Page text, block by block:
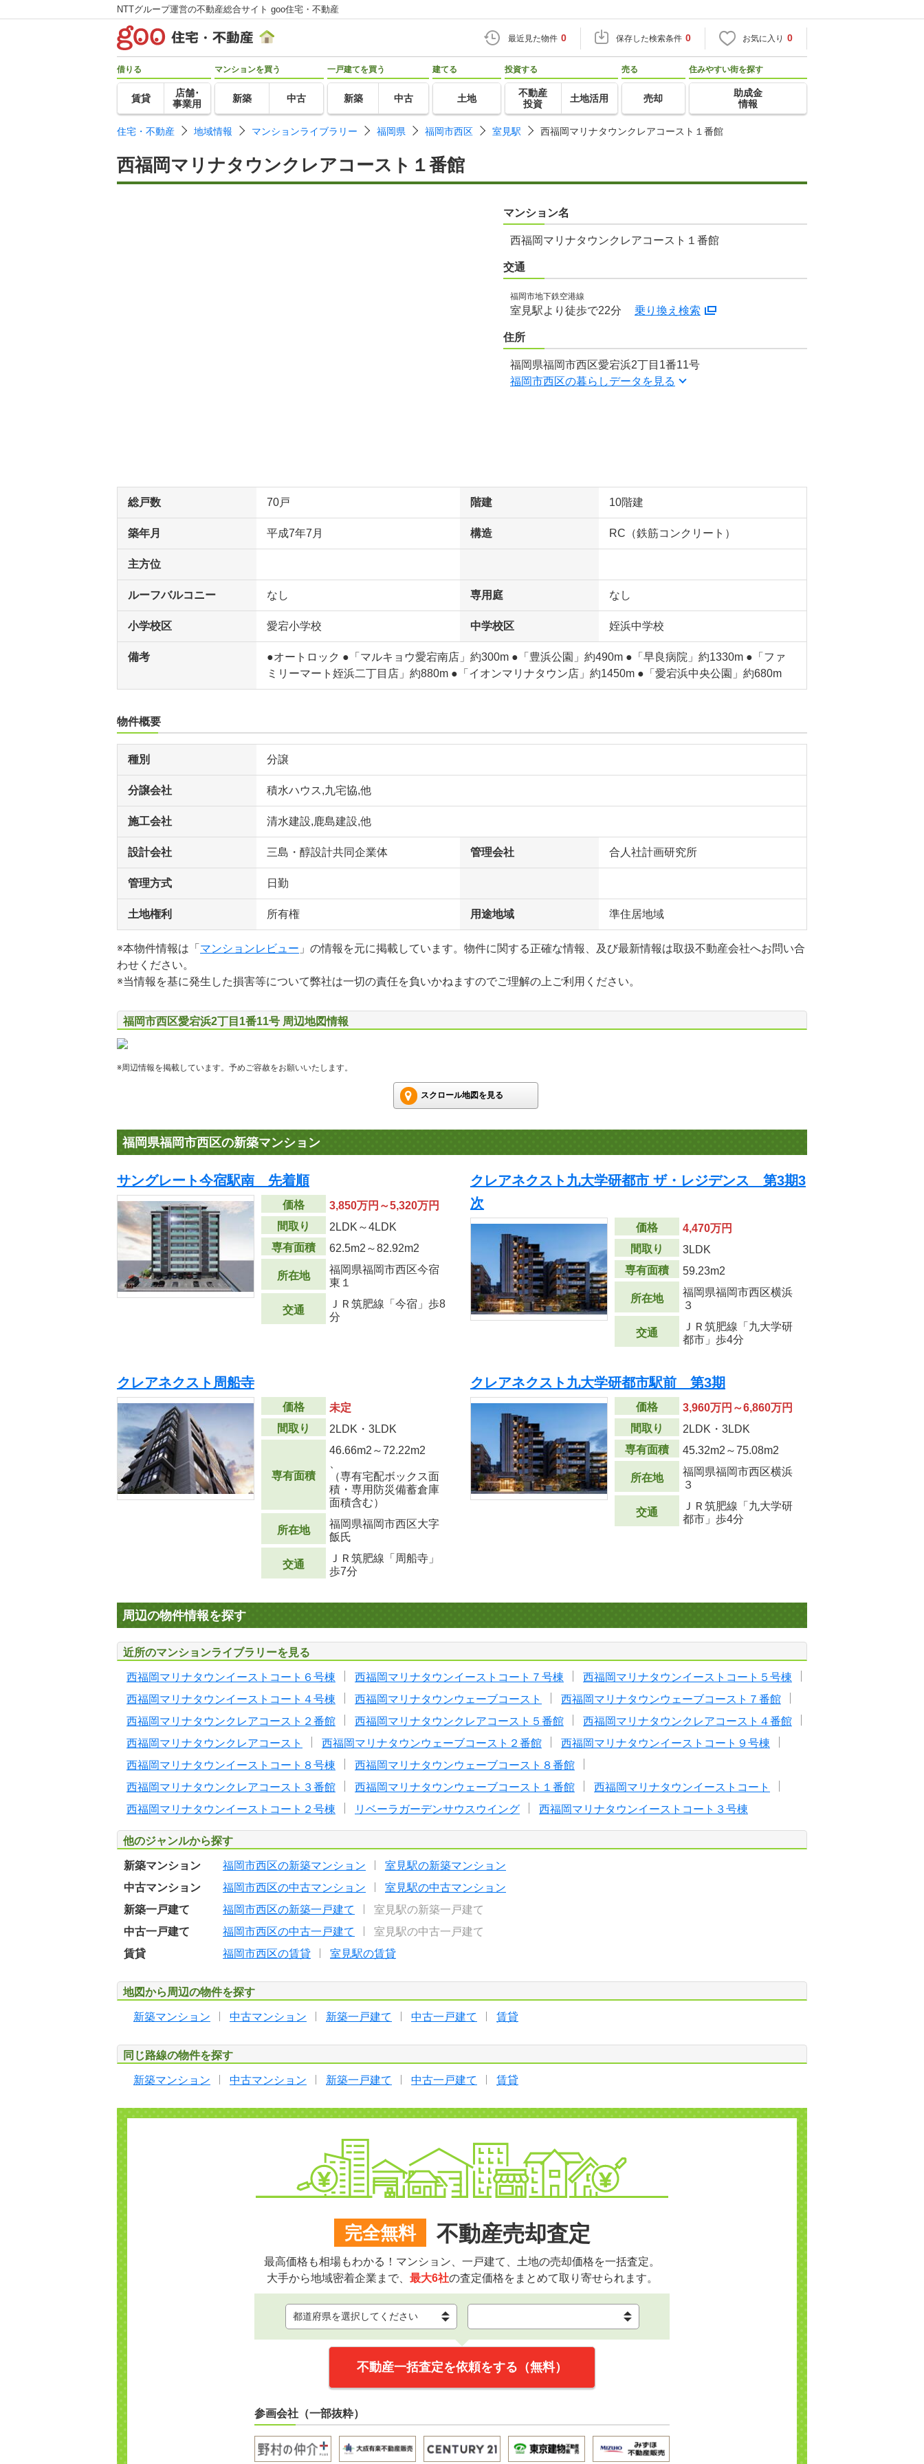
NTTグループ運営の不動産総合サイト goo住宅・不動産
最近見た物件 0 保存した検索条件 0 お気に入り 0
借りる
賃貸
店舗･
事業用
マンションを買う
新築 中古
一戸建てを買う
新築 中古
建てる
土地
投資する
不動産
投資
土地活用
売る
売却
住みやすい街を探す
助成金
情報
住宅・不動産 地域情報 マンションライブラリー 福岡県 福岡市西区 室見駅 西福岡マリナタウンクレアコースト１番館
西福岡マリナタウンクレアコースト１番館
マンション名
西福岡マリナタウンクレアコースト１番館
交通
福岡市地下鉄空港線
室見駅より徒歩で22分 乗り換え検索
住所
福岡県福岡市西区愛宕浜2丁目1番11号
福岡市西区の暮らしデータを見る
総戸数 70戸 階建 10階建
築年月 平成7年7月 構造 RC（鉄筋コンクリート）
主方位
ルーフバルコニー なし 専用庭 なし
小学校区 愛宕小学校 中学校区 姪浜中学校
備考
●オートロック ●「マルキョウ愛宕南店」約300m ●「豊浜公園」約490m ●「早良病院」約1330m ●「ファ
ミリーマート姪浜二丁目店」約880m ●「イオンマリナタウン店」約1450m ●「愛宕浜中央公園」約680m
物件概要
種別 分譲
分譲会社 積水ハウス,九宅協,他
施工会社 清水建設,鹿島建設,他
設計会社 三島・醇設計共同企業体 管理会社 合人社計画研究所
管理方式 日勤
土地権利 所有権 用途地域 準住居地域
※本物件情報は「 マンションレビュー 」の情報を元に掲載しています。物件に関する正確な情報、及び最新情報は取扱不動産会社へお問い合
わせください。
※当情報を基に発生した損害等について弊社は一切の責任を負いかねますのでご理解の上ご利用ください。
福岡市西区愛宕浜2丁目1番11号 周辺地図情報
※周辺情報を掲載しています。予めご容赦をお願いいたします。
スクロール地図を見る
福岡県福岡市西区の新築マンション
サングレート今宿駅南 先着順
価格
3,850万円～5,320万円
間取り
2LDK～4LDK
専有面積
62.5m2 ～82.92m2
所在地
福岡県福岡市西区今宿
東１
交通
ＪＲ筑肥線「今宿」歩8
分
クレアネクスト九大学研都市 ザ・レジデンス 第3期3
次
価格
4,470万円
間取り
3LDK
専有面積
59.23m2
所在地
福岡県福岡市西区横浜
３
交通
ＪＲ筑肥線「九大学研
都市」歩4分
クレアネクスト周船寺
価格
未定
間取り
2LDK・3LDK
専有面積
46.66m2 ～72.22m2
（専有宅配ボックス面
積・専用防災備蓄倉庫
面積含む）
所在地
福岡県福岡市西区大字
飯氏
交通
ＪＲ筑肥線「周船寺」
歩7分
クレアネクスト九大学研都市駅前 第3期
価格
3,960万円～6,860万円
間取り
2LDK・3LDK
専有面積
45.32m2 ～75.08m2
所在地
福岡県福岡市西区横浜
３
交通
ＪＲ筑肥線「九大学研
都市」歩4分
周辺の物件情報を探す
近所のマンションライブラリーを見る
西福岡マリナタウンイーストコート６号棟 西福岡マリナタウンイーストコート７号棟
西福岡マリナタウンイーストコート５号棟
西福岡マリナタウンイーストコート４号棟
西福岡マリナタウンウェーブコースト
西福岡マリナタウンウェーブコースト７番館
西福岡マリナタウンクレアコースト２番館
西福岡マリナタウンクレアコースト５番館
西福岡マリナタウンクレアコースト４番館
西福岡マリナタウンクレアコースト
西福岡マリナタウンウェーブコースト２番館
西福岡マリナタウンイーストコート９号棟
西福岡マリナタウンイーストコート８号棟
西福岡マリナタウンウェーブコースト８番館
西福岡マリナタウンクレアコースト３番館
西福岡マリナタウンウェーブコースト１番館
西福岡マリナタウンイーストコート
西福岡マリナタウンイーストコート２号棟
リベーラガーデンサウスウイング 西福岡マリナタウンイーストコート３号棟
他のジャンルから探す
新築マンション 福岡市西区の新築マンション
室見駅の新築マンション
中古マンション
福岡市西区の中古マンション
室見駅の中古マンション
新築一戸建て
福岡市西区の新築一戸建て
室見駅の新築一戸建て
中古一戸建て
福岡市西区の中古一戸建て
室見駅の中古一戸建て
賃貸
福岡市西区の賃貸 室見駅の賃貸
地図から周辺の物件を探す
新築マンション 中古マンション 新築一戸建て 中古一戸建て 賃貸
同じ路線の物件を探す
新築マンション 中古マンション 新築一戸建て 中古一戸建て 賃貸
完全無料 不動産売却査定
最高価格も相場もわかる！マンション、一戸建て、土地の売却価格を一括査定。
大手から地域密着企業まで、 最大6社の査定価格をまとめて取り寄せられます。
不動産一括査定を依頼をする（無料）
参画会社（一部抜粋）